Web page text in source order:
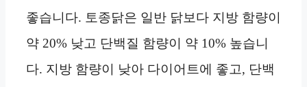
좋습니다. 토종닭은 일반 닭보다 지방 함량이
약 20% 낮고 단백질 함량이 약 10% 높습니
다. 지방 함량이 낮아 다이어트에 좋고, 단백